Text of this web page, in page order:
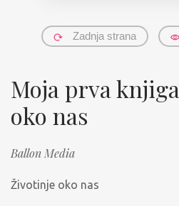
Zadnja strana
Moja prva
oko nas
Ballon Media
Životinje oko nas